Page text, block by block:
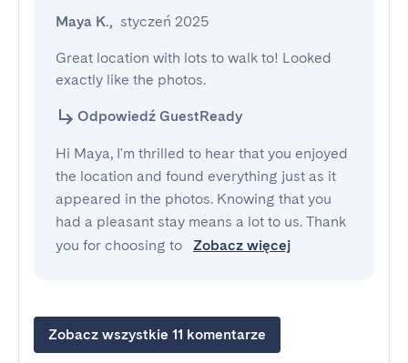
Maya K., styczeń 2025
Great location with lots to walk to! Looked
exactly like the photos.
Odpowiedź GuestReady
Hi Maya, I'm thrilled to hear that you enjoyed
the location and found everything just as it
appeared in the photos. Knowing that you
had a pleasant stay means a lot to us. Thank
you for choosing to
Zobacz więcej
Zobacz wszystkie 11 komentarze